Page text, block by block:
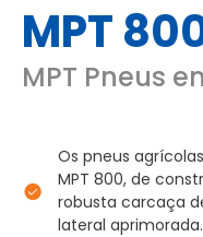
MPT
MPT Pneus
Os pneus
MPT 800, de
robusta carcaça
lateral aprimorada.